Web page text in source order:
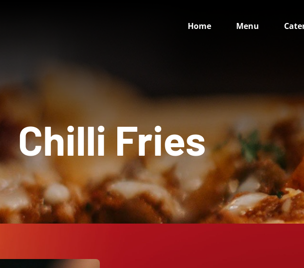
Home Menu
Chilli Fries